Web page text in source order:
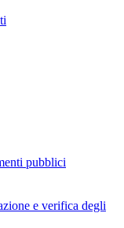
pubblici
e verifica degli